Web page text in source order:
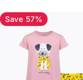
Save 57%